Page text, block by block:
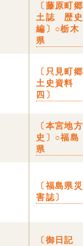
〔藤原町郷
土誌 歴史
編〕○栃木
県
〔只見町郷
土史資料
四〕
〔本宮地方
史〕○福島
県
〔福島県災
害誌〕
〔御日記